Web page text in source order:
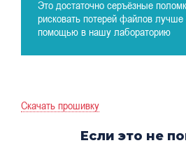
Это достаточно серъёзные
рисковать потерей файлов лучше
помощью в нашу лабораторию
Скачать прошивку
Если это не